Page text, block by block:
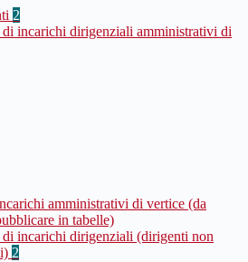
2
incarichi dirigenziali amministrativi di
amministrativi di vertice (da
in tabelle)
incarichi dirigenziali (dirigenti non
2